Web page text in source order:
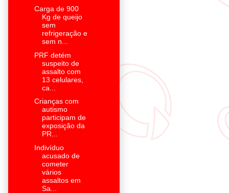
Carga de 900
Kg de queijo
sem
refrigeração e
sem n...
PRF detém
suspeito de
assalto com
13 celulares,
ca...
Crianças com
autismo
participam de
exposição da
PR...
Indivíduo
acusado de
cometer
vários
assaltos em
Sa...